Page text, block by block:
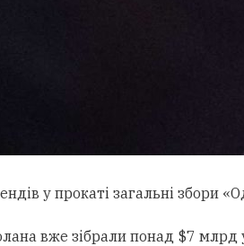
у прокаті загальні
вже зібрали понад $7 млрд